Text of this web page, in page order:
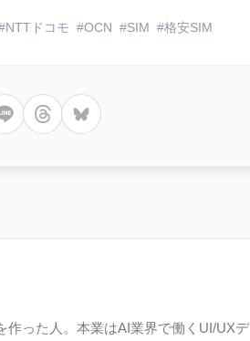
NTTドコモ OCN SIM 格安SIM
作った人。本業はAI業界で働くUI/UXデ